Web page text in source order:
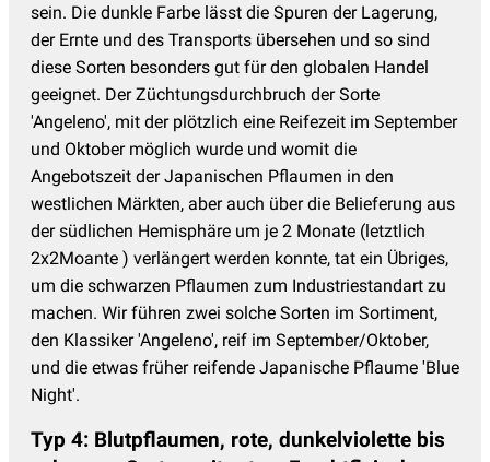
sein. Die dunkle Farbe lässt die Spuren der Lagerung,
der Ernte und des Transports übersehen und so sind
diese Sorten besonders gut für den globalen Handel
geeignet. Der Züchtungsdurchbruch der Sorte
'Angeleno', mit der plötzlich eine Reifezeit im September
und Oktober möglich wurde und womit die
Angebotszeit der Japanischen Pflaumen in den
westlichen Märkten, aber auch über die Belieferung aus
der südlichen Hemisphäre um je 2 Monate (letztlich
2x2Moante ) verlängert werden konnte, tat ein Übriges,
um die schwarzen Pflaumen zum Industriestandart zu
machen. Wir führen zwei solche Sorten im Sortiment,
den Klassiker 'Angeleno', reif im September/Oktober,
und die etwas früher reifende Japanische Pflaume 'Blue
Night'.
Typ 4: Blutpflaumen, rote, dunkelviolette bis